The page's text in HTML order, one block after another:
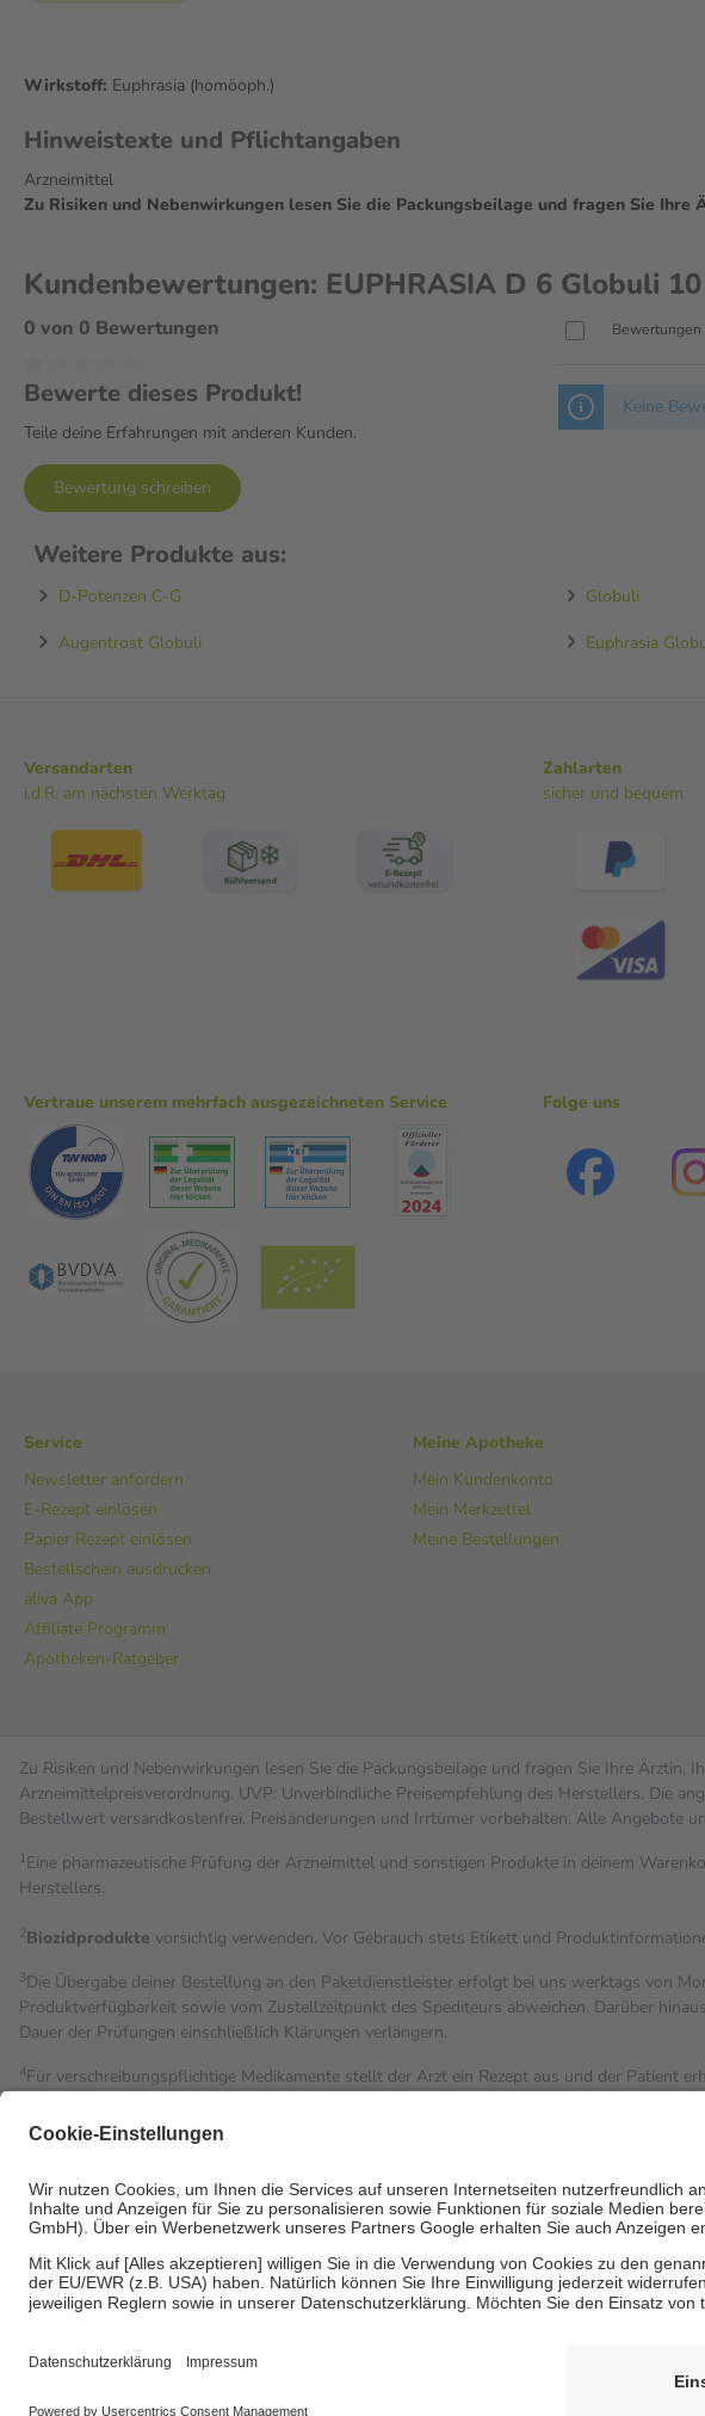
Wirkstoff: Euphrasia (homöoph.)
Hinweistexte und Pflichtangaben
Arzneimittel
Zu Risiken und Nebenwirkungen lesen Sie die Packungsbeilage und fragen Sie
Kundenbewertungen: EUPHRASIA D 6 Globuli
0 von 0 Bewertungen
Bewerte dieses Produkt!
Teile deine Erfahrungen mit anderen Kunden.
Bewertung schreiben
Keine
Weitere Produkte aus:
D-Potenzen C-G Globuli
Augentrost Globuli Euphrasia
Versandarten
i.d.R. am nächsten Werktag
Zahlarten
sicher und bequem
Vertraue unserem mehrfach ausgezeichneten Service Folge uns
Service
Newsletter anfordern
E-Rezept einlösen
Papier Rezept einlösen
Bestellschein ausdrucken
aliva App
Affiliate Programm
Apotheken-Ratgeber
Meine Apotheke
Mein Kundenkonto
Mein Merkzettel
Meine Bestellungen
Zu Risiken und Nebenwirkungen lesen Sie die Packungsbeilage und fragen Sie Ihre
Arzneimittelpreisverordnung. UVP: Unverbindliche Preisempfehlung des Herstellers. Die
Bestell­wert versand­kosten­frei. Preisänderungen und Irrtümer vorbehalten. Alle Angebote
1Eine pharmazeutische Prüfung der Arzneimittel und sonstigen Produkte in deinem
Herstellers.
2Biozidprodukte vorsichtig verwenden. Vor Gebrauch stets Etikett und
3Die Übergabe deiner Bestellung an den Paketdienstleister erfolgt bei uns werktags von
Produktverfügbarkeit sowie vom Zustellzeitpunkt des Spediteurs abweichen. Darüber
Dauer der Prüfungen einschließlich Klärungen verlängern.
4Für verschreibungspflichtige Medikamente stellt der Arzt ein Rezept aus und der Patient
Grundsätzlich leisten Mitglieder Zuzahlungen in Höhe von zehn Prozent des Abgabepreises,
Bei Heilmitteln und häuslicher Krankenpflege beträgt die Zuzahlung zehn Prozent der
Um das Engagement der Versicherten für ihre eigene Gesundheit zu stärken und die
• Kindern und Jugendlichen bis zum vollendeten 18. Lebensjahr mit Ausnahme der
• Untersuchungen zur Vorsorge und Früherkennung, die von der GKV getragen werden
• empfohlenen Schutzimpfungen
Wir nutzen Trusted Shops als unabhängigen Dienstleister für die Einholung von